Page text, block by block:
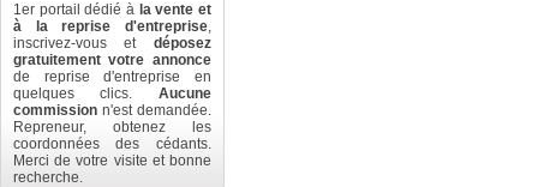
1er portail dédié à la vente et
à la reprise d'entreprise,
inscrivez-vous et déposez
gratuitement votre annonce
de reprise d'entreprise en
quelques clics. Aucune
commission n'est demandée.
Repreneur, obtenez les
coordonnées des cédants.
Merci de votre visite et bonne
recherche.